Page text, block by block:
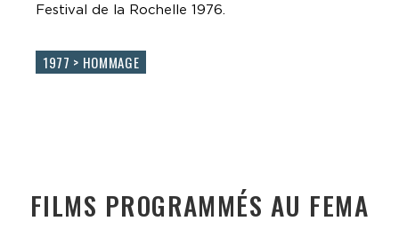
Festival de la Rochelle 1976.
1977 > HOMMAGE
FILMS PROGRAMMÉS AU FEMA